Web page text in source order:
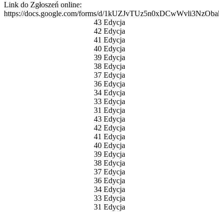
Link do Zgłoszeń online:
https://docs.google.com/forms/d/
43 Edycja
42 Edycja
41 Edycja
40 Edycja
39 Edycja
38 Edycja
37 Edycja
36 Edycja
34 Edycja
33 Edycja
31 Edycja
43 Edycja
42 Edycja
41 Edycja
40 Edycja
39 Edycja
38 Edycja
37 Edycja
36 Edycja
34 Edycja
33 Edycja
31 Edycja